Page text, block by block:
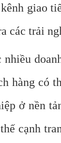
giao
các trải
hàng có
ở nền
cạnh